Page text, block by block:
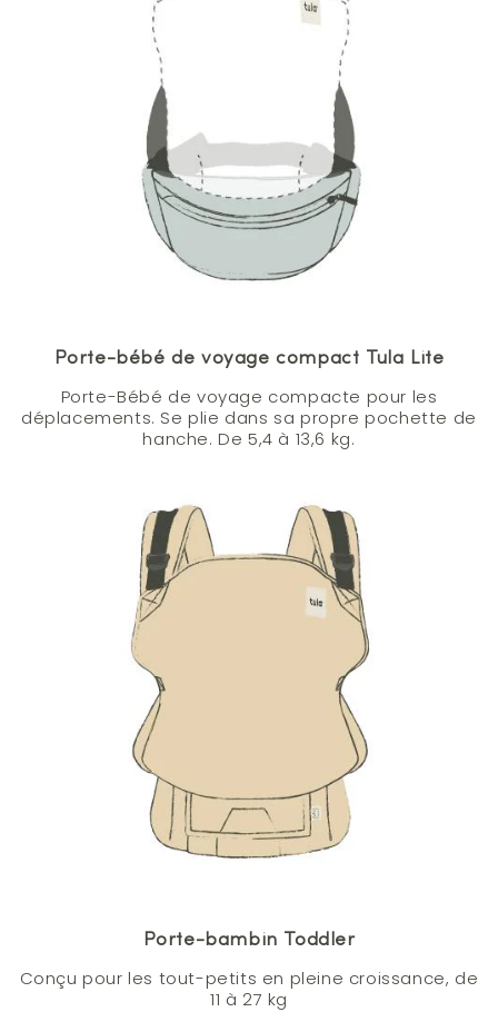
Porte-bébé de voyage compact Tula Lite
Porte-Bébé de voyage compacte pour les
déplacements. Se plie dans sa propre pochette de
hanche. De 5,4 à 13,6 kg.
Porte-bambin Toddler
Conçu pour les tout-petits en pleine croissance, de
11 à 27 kg